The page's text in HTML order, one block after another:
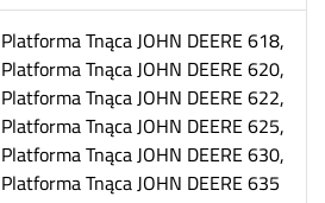
Platforma Tnąca JOHN DEERE 618,
Platforma Tnąca JOHN DEERE 620,
Platforma Tnąca JOHN DEERE 622,
Platforma Tnąca JOHN DEERE 625,
Platforma Tnąca JOHN DEERE 630,
Platforma Tnąca JOHN DEERE 635